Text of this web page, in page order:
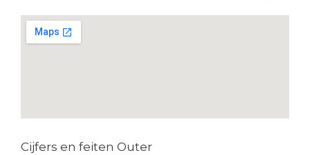
Cijfers en feiten Outer